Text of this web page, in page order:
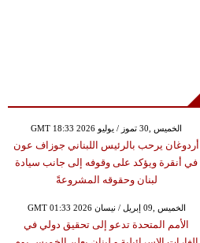
GMT 18:33 2026 الخميس ,30 تموز / يوليو
أردوغان يرحب بالرئيس اللبناني جوزاف عون
في أنقرة ويؤكد على وقوفه إلى جانب سيادة
لبنان وحقوقه المشروعةً
GMT 01:33 2026 الخميس ,09 إبريل / نيسان
الأمم المتحدة تدعو إلى تحقيق دولي في